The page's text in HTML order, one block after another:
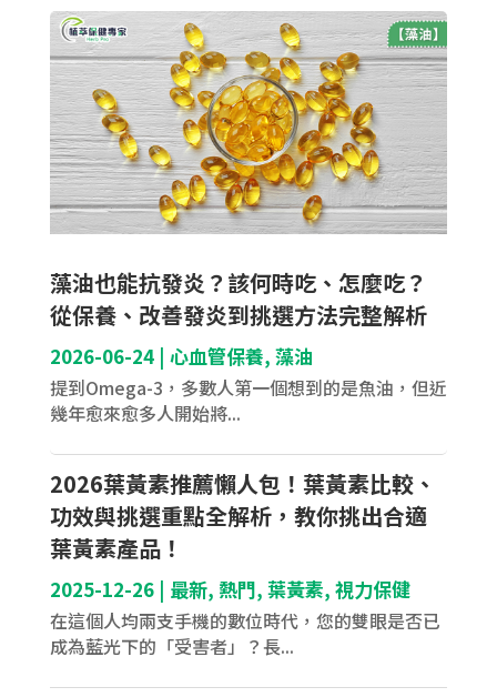
藻油也能抗發炎？該何時吃、怎麼吃？
從保養、改善發炎到挑選方法完整解析
2026-06-24| 心血管保養, 藻油
提到Omega-3，多數人第一個想到的是魚油，但近
幾年愈來愈多人開始將...
2026葉黃素推薦懶人包！葉黃素比較、
功效與挑選重點全解析，教你挑出合適
葉黃素產品！
2025-12-26| 最新, 熱門, 葉黃素, 視力保健
在這個人均兩支手機的數位時代，您的雙眼是否已
成為藍光下的「受害者」？長...